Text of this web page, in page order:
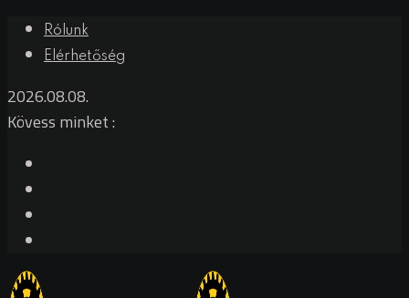
Skip
Rólunk
Elérhetőség
2026.08.08.
Kövess minket :